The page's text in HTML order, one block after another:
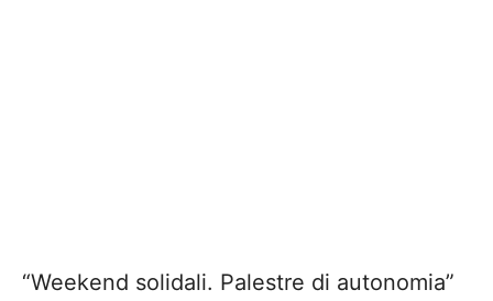
“Weekend solidali. Palestre di autonomia”